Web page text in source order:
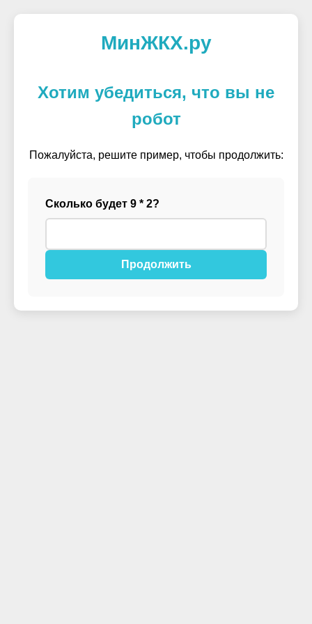
МинЖКХ.ру
Хотим убедиться, что вы не
робот
Пожалуйста, решите пример, чтобы продолжить:
Сколько будет 9 * 2?
Продолжить